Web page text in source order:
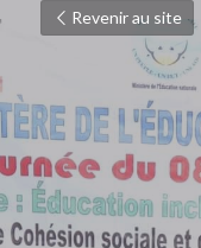
Revenir au site